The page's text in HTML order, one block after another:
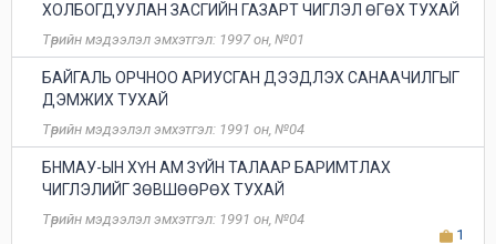
ХОЛБОГДУУЛАН ЗАСГИЙН ГАЗАРТ ЧИГЛЭЛ ӨГӨХ ТУХАЙ
Төрийн мэдээлэл эмхэтгэл: 1997 он, №01
БАЙГАЛЬ ОРЧНОО АРИУСГАН ДЭЭДЛЭХ САНААЧИЛГЫГ
ДЭМЖИХ ТУХАЙ
Төрийн мэдээлэл эмхэтгэл: 1991 он, №04
БНМАУ-ЫН ХҮН АМ ЗҮЙН ТАЛААР БАРИМТЛАХ
ЧИГЛЭЛИЙГ ЗӨВШӨӨРӨХ ТУХАЙ
Төрийн мэдээлэл эмхэтгэл: 1991 он, №04
1